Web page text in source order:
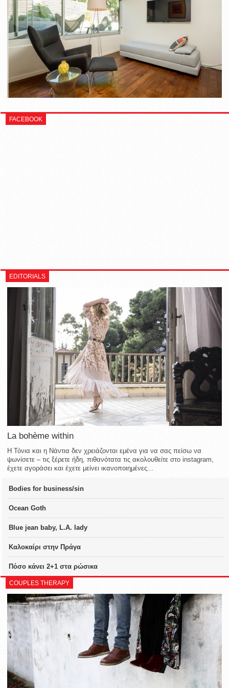
FACEBOOK
EDITORIALS
La bohème within
Η Τόνια και η Νάντια δεν χρειάζονται εμένα για να σας πείσω να
ψωνίσετε – τις ξέρετε ήδη, πιθανότατα τις ακολουθείτε στο instagram,
έχετε αγοράσει και έχετε μείνει ικανοποιημένες...
Bodies for business/sin
Ocean Goth
Blue jean baby, L.A. lady
Καλοκαίρι στην Πράγα
Πόσο κάνει 2+1 στα ρώσικα
COUPLES THERAPY